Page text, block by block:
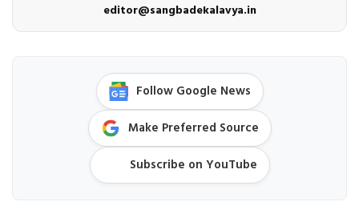
editor@sangbadekalavya.in
Follow Google News
Make Preferred Source
Subscribe on YouTube